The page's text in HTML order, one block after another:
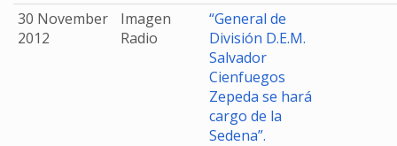
30 November
2012
Imagen
Radio
“General de
División D.E.M.
Salvador
Cienfuegos
Zepeda se hará
cargo de la
Sedena”.